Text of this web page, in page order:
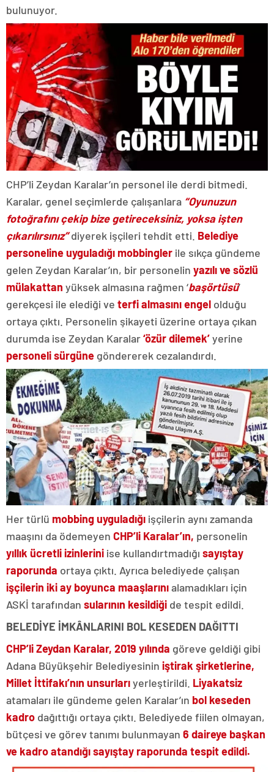
bulunuyor.
CHP’li Zeydan Karalar’ın personel ile derdi bitmedi.
Karalar, genel seçimlerde çalışanlara “Oyunuzun
fotoğrafını çekip bize getireceksiniz, yoksa işten
çıkarılırsınız”diyerek işçileri tehdit etti. Belediye
personeline uyguladığı mobbingler ile sıkça gündeme
gelen Zeydan Karalar’ın, bir personelin yazılı ve sözlü
mülakattan yüksek almasına rağmen ‘başörtüsü’
gerekçesi ile elediği ve terfi almasını engel olduğu
ortaya çıktı. Personelin şikayeti üzerine ortaya çıkan
durumda ise Zeydan Karalar‘özür dilemek’yerine
personeli sürgüne göndererek cezalandırdı.
Her türlü mobbing uyguladığı işçilerin aynı zamanda
maaşını da ödemeyen CHP’li Karalar’ın, personelin
yıllık ücretli izinlerini ise kullandırtmadığı sayıştay
raporunda ortaya çıktı. Ayrıca belediyede çalışan
işçilerin iki ay boyunca maaşlarınıalamadıkları için
ASKİ tarafından sularının kesildiği de tespit edildi.
BELEDİYE İMKÂNLARINI BOL KESEDEN DAĞITTI
CHP’li Zeydan Karalar, 2019 yılında göreve geldiği gibi
Adana Büyükşehir Belediyesinin iştirak şirketlerine,
Millet İttifakı’nın unsurlarıyerleştirildi. Liyakatsiz
atamaları ile gündeme gelen Karalar’ın bol keseden
kadro dağıttığı ortaya çıktı. Belediyede fiilen olmayan,
bütçesi ve görev tanımı bulunmayan 6 daireye başkan
ve kadro atandığı sayıştay raporunda tespit edildi.